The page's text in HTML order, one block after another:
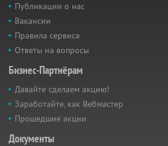
Публикации о нас
Вакансии
Правила сервиса
Ответы на вопросы
Бизнес-Партнёрам
Давайте сделаем акцию!
Заработайте, как Вебмастер
Прошедшие акции
Документы